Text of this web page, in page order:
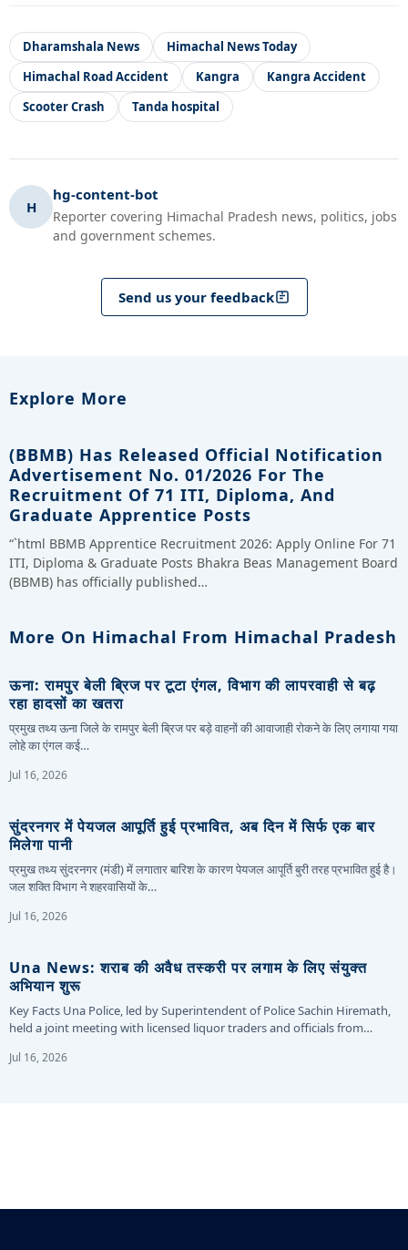
Dharamshala News
Himachal News Today
Himachal Road Accident
Kangra
Kangra Accident
Scooter Crash
Tanda hospital
H
hg-content-bot
Reporter covering Himachal Pradesh news, politics, jobs
and government schemes.
Send us your feedback
Explore More
(BBMB) Has Released Official Notification
Advertisement No. 01/2026 For The
Recruitment Of 71 ITI, Diploma, And
Graduate Apprentice Posts
“`html BBMB Apprentice Recruitment 2026: Apply Online For 71
ITI, Diploma & Graduate Posts Bhakra Beas Management Board
(BBMB) has officially published…
More On Himachal From Himachal Pradesh
ऊना: रामपुर बेली ब्रिज पर टूटा एंगल, विभाग की लापरवाही से बढ़
रहा हादसों का खतरा
प्रमुख तथ्य ऊना जिले के रामपुर बेली ब्रिज पर बड़े वाहनों की आवाजाही रोकने के लिए लगाया गया
लोहे का एंगल कई…
Jul 16, 2026
सुंदरनगर में पेयजल आपूर्ति हुई प्रभावित, अब दिन में सिर्फ एक बार
मिलेगा पानी
प्रमुख तथ्य सुंदरनगर (मंडी) में लगातार बारिश के कारण पेयजल आपूर्ति बुरी तरह प्रभावित हुई है।
जल शक्ति विभाग ने शहरवासियों के…
Jul 16, 2026
Una News: शराब की अवैध तस्करी पर लगाम के लिए संयुक्त
अभियान शुरू
Key Facts Una Police, led by Superintendent of Police Sachin Hiremath,
held a joint meeting with licensed liquor traders and officials from…
Jul 16, 2026